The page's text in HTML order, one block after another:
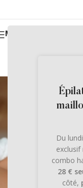
Du
exclusif
combo
28 €
côté,
MENU